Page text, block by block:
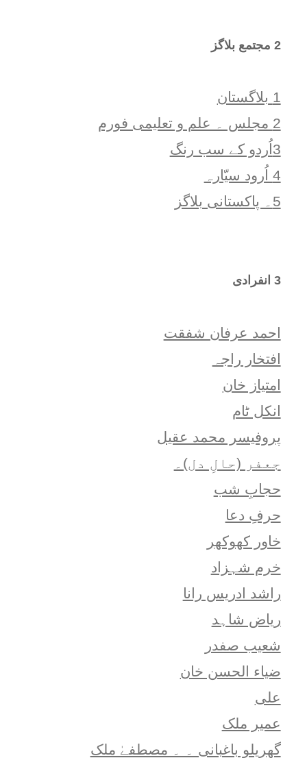
2 مجتمع بلاگز
1 بلاگستان
2 مجلس ۔ علم و تعلیمی فورم
3اُردو کے سب رنگ
4 اُرود سیّارہ
5۔ پاکستانی بلاگز
3 انفرادی
احمد عرفان شفقت
افتخار راجہ
امتياز خان
انکل ٹام
پروفیسر محمد عقیل
جعفر (حالِ دل)۔
حجابِ شب
حرفِ دعا
خاور کھوکھر
خرم شہزاد
راشد ادریس رانا
ریاض شاہد
شعيب صفدر
ضیاء الحسن خان
علی
عمیر ملک
گھریلو باغبانی ۔ ۔ مصطفےٰ ملک